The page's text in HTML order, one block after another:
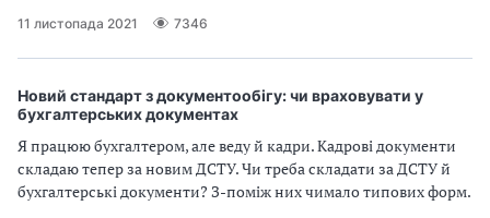
11 листопада 2021 7346
Новий стандарт з документообігу: чи враховувати у
бухгалтерських документах
Я працюю бухгалтером, але веду й кадри. Кадрові документи
складаю тепер за новим ДСТУ. Чи треба складати за ДСТУ й
бухгалтерські документи? З-поміж них чимало типових форм.